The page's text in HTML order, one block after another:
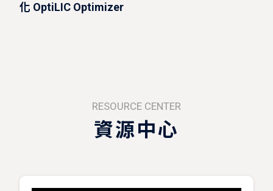
化 OptiLIC Optimizer
RESOURCE CENTER
資源中心